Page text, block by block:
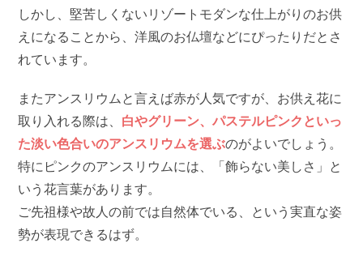
しかし、堅苦しくないリゾートモダンな仕上がりのお供
えになることから、洋風のお仏壇などにぴったりだとさ
れています。
またアンスリウムと言えば赤が人気ですが、お供え花に
取り入れる際は、 白やグリーン、パステルピンクといっ
た淡い色合いのアンスリウムを選ぶのがよいでしょう。
特にピンクのアンスリウムには、「飾らない美しさ」と
いう花言葉があります。
ご先祖様や故人の前では自然体でいる、という実直な姿
勢が表現できるはず。